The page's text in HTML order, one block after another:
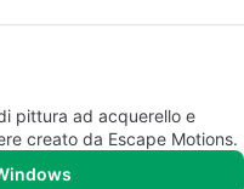
pittura ad acquerello e
creato da Escape Motions.